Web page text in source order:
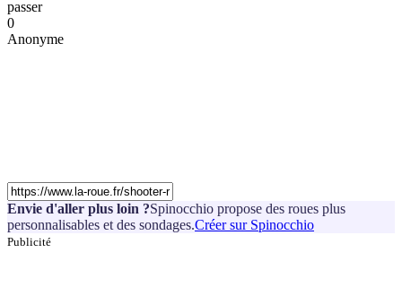
passer
0
Anonyme
Envie d'aller plus loin ?Spinocchio propose des roues plus
personnalisables et des sondages.Créer sur Spinocchio
Publicité